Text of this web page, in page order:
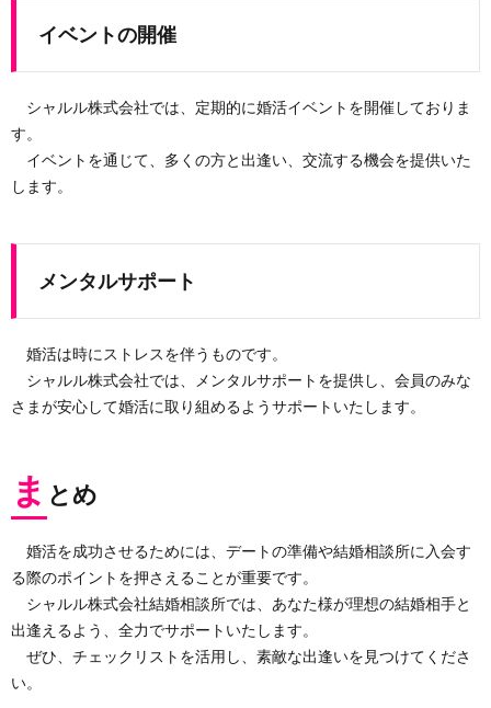
イベントの開催
シャルル株式会社では、定期的に婚活イベントを開催しておりま
す。
イベントを通じて、多くの方と出逢い、交流する機会を提供いた
します。
メンタルサポート
婚活は時にストレスを伴うものです。
シャルル株式会社では、メンタルサポートを提供し、会員のみな
さまが安心して婚活に取り組めるようサポートいたします。
ま とめ
婚活を成功させるためには、デートの準備や結婚相談所に入会す
る際のポイントを押さえることが重要です。
シャルル株式会社結婚相談所では、あなた様が理想の結婚相手と
出逢えるよう、全力でサポートいたします。
ぜひ、チェックリストを活用し、素敵な出逢いを見つけてくださ
い。